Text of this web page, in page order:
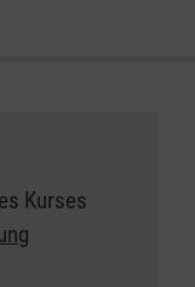
Kurses